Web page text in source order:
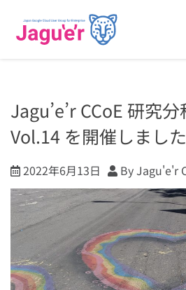
Jagu’e’r CCoE 研究
Vol.14 を開催しました
2022年6月13日 By Jagu'e'r